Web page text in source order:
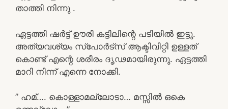
താത്തി നിന്നു .
ഏട്ടത്തി ഷർട്ട് ഊരി കട്ടിലിന്റെ പടിയിൽ ഇട്ടു.
അത്യവശ്യം സ്പോർട്സ് ആക്ടിവിറ്റി ഉള്ളത്
കൊണ്ട് എന്റെ ശരീരം ദൃഢമായിരുന്നു. ഏട്ടത്തി
മാറി നിന്ന് എന്നെ നോക്കി.
” ഹമ്…. കൊള്ളാമല്ലോടാ… മസ്സിൽ ഒകെ